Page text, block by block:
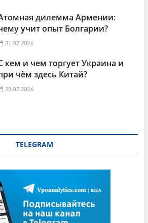
дилемма Армении:
учит опыт Болгарии?
31.07.2026
кем и чем торгует Украина и
чём здесь Китай?
28.07.2026
TELEGRAM